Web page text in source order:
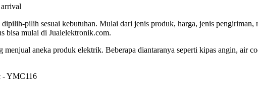
pilih sesuai kebutuhan. Mulai dari jenis produk, harga, jenis
bisa mulai di Jualelektronik.com.
menjual aneka produk elektrik. Beberapa diantaranya seperti kipas angin, air